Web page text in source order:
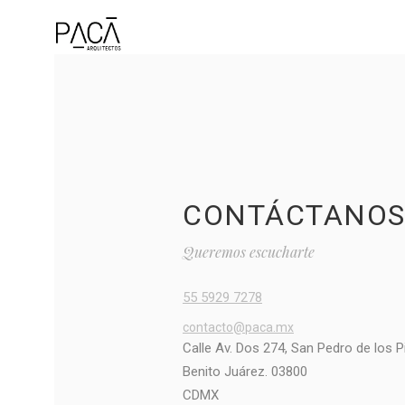
CONTÁCTANOS
Queremos escucharte
55 5929 7278
contacto@paca.mx
Calle Av. Dos 274, San Pedro de los
Benito Juárez. 03800
CDMX